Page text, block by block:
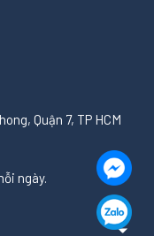
Quận 7, TP HCM
ngày.